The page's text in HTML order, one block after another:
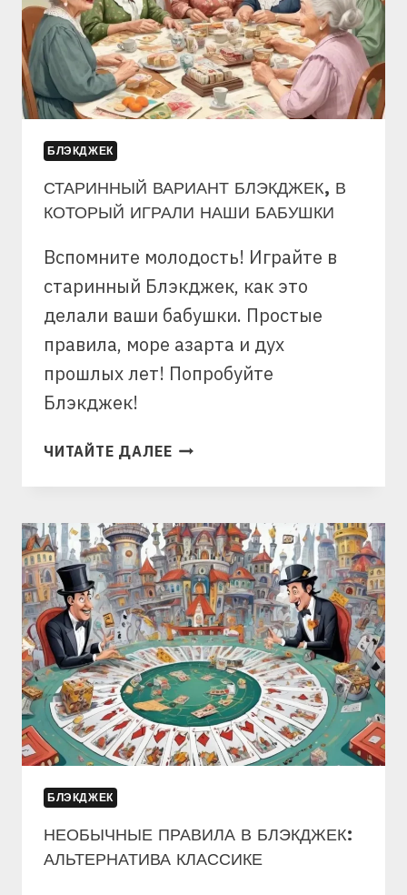
БЛЭКДЖЕК
СТАРИННЫЙ ВАРИАНТ БЛЭКДЖЕК, В
КОТОРЫЙ ИГРАЛИ НАШИ БАБУШКИ
Вспомните молодость! Играйте в
старинный Блэкджек, как это
делали ваши бабушки. Простые
правила, море азарта и дух
прошлых лет! Попробуйте
Блэкджек!
ЧИТАЙТЕ ДАЛЕЕСТАРИННЫЙ
БЛЭКДЖЕК,
КОТОРЫЙ
ИГРАЛИ
НАШИ
БАБУШКИ
БЛЭКДЖЕК
НЕОБЫЧНЫЕ ПРАВИЛА В БЛЭКДЖЕК:
АЛЬТЕРНАТИВА КЛАССИКЕ